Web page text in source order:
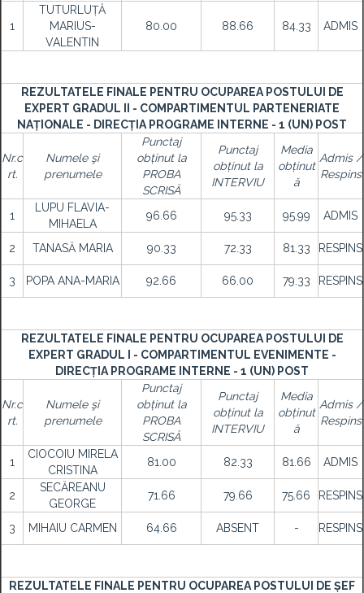
1
TUTURLUȚĂ
MARIUS-
VALENTIN
80.00 88.66 84.33 ADMIS
REZULTATELE FINALE PENTRU OCUPAREA POSTULUI DE
EXPERT GRADUL II - COMPARTIMENTUL PARTENERIATE
NAȚIONALE - DIRECȚIA PROGRAME INTERNE - 1 (UN) POST
Nr.c
rt.
Numele şi
prenumele
Punctaj
obținut la
PROBA
SCRISĂ
Punctaj
obținut la
INTERVIU
Media
obținut
ă
Admis /
Respins
1
LUPU FLAVIA-
MIHAELA
96.66 95.33 95.99 ADMIS
2 TANASĂ MARIA 90.33 72.33 81.33 RESPINS
3 POPA ANA-MARIA 92.66 66.00 79.33 RESPINS
REZULTATELE FINALE PENTRU OCUPAREA POSTULUI DE
EXPERT GRADUL I - COMPARTIMENTUL EVENIMENTE -
DIRECȚIA PROGRAME INTERNE - 1 (UN) POST
Nr.c
rt.
Numele şi
prenumele
Punctaj
obținut la
PROBA
SCRISĂ
Punctaj
obținut la
INTERVIU
Media
obținut
ă
Admis /
Respins
1
CIOCOIU MIRELA
CRISTINA
81.00 82.33 81.66 ADMIS
2
SECĂREANU
GEORGE
71.66 79.66 75.66 RESPINS
3 MIHAIU CARMEN 64.66 ABSENT - RESPINS
REZULTATELE FINALE PENTRU OCUPAREA POSTULUI DE ȘEF